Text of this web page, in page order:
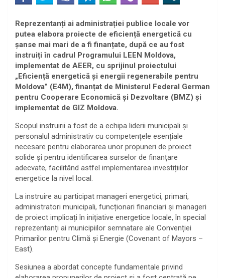
Reprezentanți ai administrației publice locale vor
putea elabora proiecte de eficiență energetică cu
șanse mai mari de a fi finanțate, după ce au fost
instruiți în cadrul Programului LEEN Moldova,
implementat de AEER, cu sprijinul proiectului
„Eficiență energetică și energii regenerabile pentru
Moldova” (E4M), finanțat de Ministerul Federal German
pentru Cooperare Economică și Dezvoltare (BMZ) și
implementat de GIZ Moldova.
Scopul instruirii a fost de a echipa liderii municipali și
personalul administrativ cu competențele esențiale
necesare pentru elaborarea unor propuneri de proiect
solide și pentru identificarea surselor de finanțare
adecvate, facilitând astfel implementarea investițiilor
energetice la nivel local.
La instruire au participat manageri energetici, primari,
administratori municipali, funcționari financiari și manageri
de proiect implicați în inițiative energetice locale, în special
reprezentanți ai municipiilor semnatare ale Convenției
Primarilor pentru Climă și Energie (Covenant of Mayors –
East).
Sesiunea a abordat concepte fundamentale privind